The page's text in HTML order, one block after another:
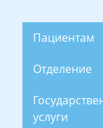
Пациентам
Отделение
услуги